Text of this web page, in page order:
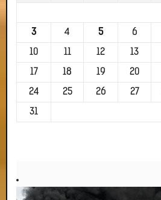
3 4 5 6
10 11 12 13
17 18 19 20
24 25 26 27
31